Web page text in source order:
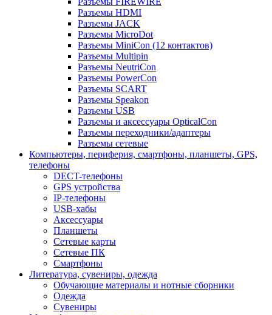
Разъемы HDMI
Разъемы JACK
Разъемы MicroDot
Разъемы MiniCon (12 контактов)
Разъемы Multipin
Разъемы NeutriCon
Разъемы PowerCon
Разъемы SCART
Разъемы Speakon
Разъемы USB
Разъемы и аксессуары OpticalCon
Разъемы переходники/адаптеры
Разъемы сетевые
Компьютеры, периферия, смартфоны, планшеты, GPS,
телефоны
DECT-телефоны
GPS устройства
IP-телефоны
USB-хабы
Аксессуары
Планшеты
Сетевые карты
Сетевые ПК
Смартфоны
Литература, сувениры, одежда
Обучающие материалы и нотные сборники
Одежда
Сувениры